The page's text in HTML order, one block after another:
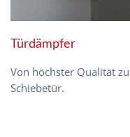
Türdämpfer
Von höchster Qualität
Schiebetür.